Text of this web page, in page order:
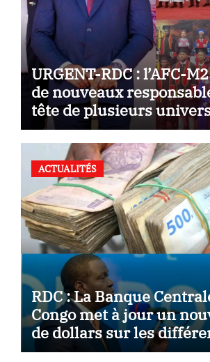
URGENT-RDC : l’AFC-
de nouveaux
tête de plusieurs
instituts supérieurs au
Sud-Kivu
ACTUALITÉS
RDC : La Banque
Congo met à jour un
de dollars sur les
marchés